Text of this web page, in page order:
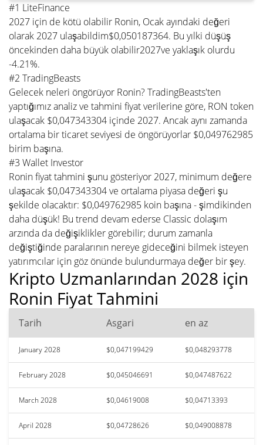
#1 LiteFinance
2027 için de kötü olabilir Ronin, Ocak ayındaki değeri
olarak 2027 ulaşabildim$0,050187364. Bu yılki düşüş
öncekinden daha büyük olabilir2027ve yaklaşık olurdu
-4.21%.
#2 TradingBeasts
Gelecek neleri öngörüyor Ronin? TradingBeasts'ten
yaptığımız analiz ve tahmini fiyat verilerine göre, RON token
ulaşacak $0,047343304 içinde 2027. Ancak aynı zamanda
ortalama bir ticaret seviyesi de öngörüyorlar $0,049762985
birim başına.
#3 Wallet Investor
Ronin fiyat tahmini şunu gösteriyor 2027, minimum değere
ulaşacak $0,047343304 ve ortalama piyasa değeri şu
şekilde olacaktır: $0,049762985 koin başına - şimdikinden
daha düşük! Bu trend devam ederse Classic dolaşım
arzında da değişiklikler görebilir; durum zamanla
değiştiğinde paralarının nereye gideceğini bilmek isteyen
yatırımcılar için göz önünde bulundurmaya değer bir şey.
Kripto Uzmanlarından 2028 için
Ronin Fiyat Tahmini
Tarih Asgari en az
January 2028 $0,047199429 $0,048293778
February 2028 $0,045046691 $0,047487622
March 2028 $0,04619008 $0,04713393
April 2028 $0,04728626 $0,049008878